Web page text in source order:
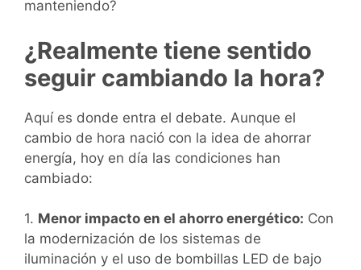
manteniendo?
¿Realmente tiene sentido
seguir cambiando la hora?
Aquí es donde entra el debate. Aunque el
cambio de hora nació con la idea de ahorrar
energía, hoy en día las condiciones han
cambiado:
1. Menor impacto en el ahorro energético: Con
la modernización de los sistemas de
iluminación y el uso de bombillas LED de bajo